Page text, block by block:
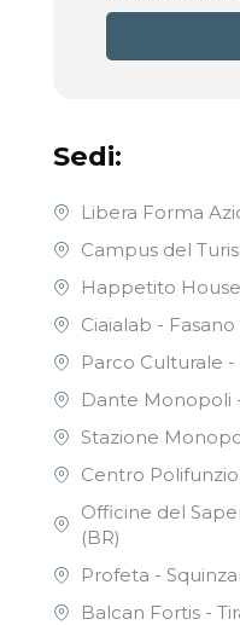
Sedi:
Libera Forma
Campus del
Happetito
Ciaialab - Fasano
Parco Culturale -
Dante Monopoli
Stazione
Centro
Officine del
(BR)
Profeta -
Balcan Fortis -